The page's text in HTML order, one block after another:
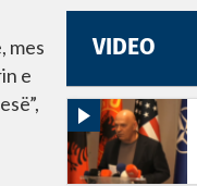
mes
e
VIDEO